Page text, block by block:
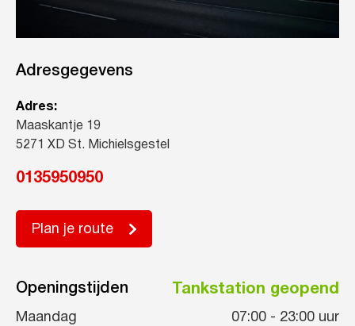
Adresgegevens
Adres:
Maaskantje 19
5271 XD St. Michielsgestel
0135950950
Plan je route
Openingstijden Tankstation geopend
Maandag 07:00 - 23:00 uur